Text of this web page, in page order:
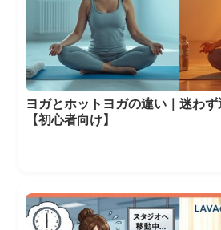
ヨガとホットヨガの違い｜迷わ
【初心者向け】